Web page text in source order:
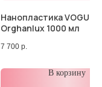
Нанопластика VOGUE
Orghanlux 1000 мл
7 700 р.
В корзину